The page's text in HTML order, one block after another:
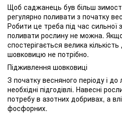
Щоб саджанець був більш
регулярно поливати з початку
Робити це треба під час сильної
поливати рослину не можна.
спостерігається велика
шовковицю не потрібно.
Підживлення шовковиці
З початку весняного періоду і
необхідні підгодівлі. Навесні
потребу в азотних добривах, а
фосфорних.